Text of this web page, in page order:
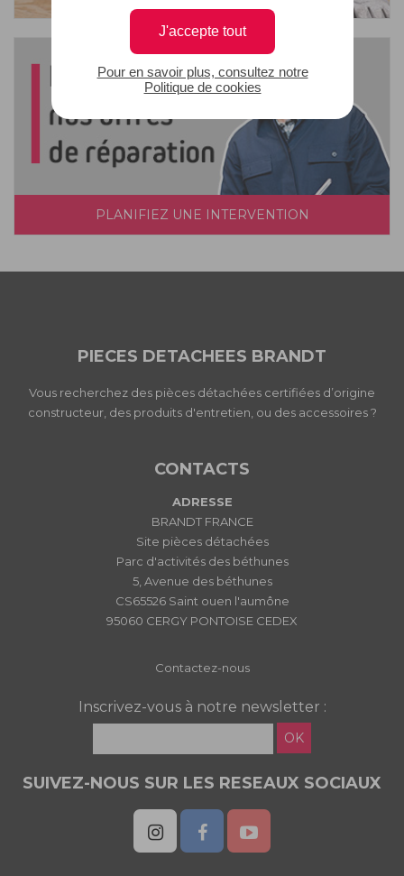
J'accepte tout
Pour en savoir plus, consultez notre
Politique de cookies
PLANIFIEZ UNE INTERVENTION
PIECES DETACHEES BRANDT
Vous recherchez des pièces détachées certifiées d’origine
constructeur, des produits d'entretien, ou des accessoires ?
CONTACTS
ADRESSE
BRANDT FRANCE
Site pièces détachées
Parc d'activités des béthunes
5, Avenue des béthunes
CS65526 Saint ouen l'aumône
95060 CERGY PONTOISE CEDEX
Contactez-nous
Inscrivez-vous à notre newsletter :
OK
SUIVEZ-NOUS SUR LES RESEAUX SOCIAUX